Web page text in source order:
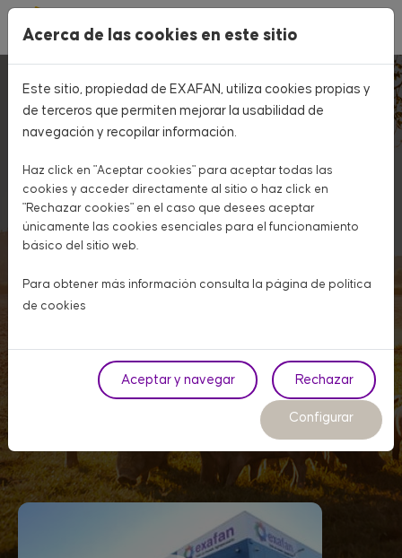
Pasar al contenido principal
Construcción y
equipamiento
para granjas
Diseñamos, construimos y
suministramos servicios de
equipamiento ganaderos para todo
tipo de granjas
Necesito equipamiento
Acerca de las cookies en este sitio
Este sitio, propiedad de EXAFAN, utiliza cookies propias y
de terceros que permiten mejorar la usabilidad de
navegación y recopilar información.
Haz click en "Aceptar cookies" para aceptar todas las
cookies y acceder directamente al sitio o haz click en
"Rechazar cookies" en el caso que desees aceptar
únicamente las cookies esenciales para el funcionamiento
básico del sitio web.
Para obtener más información consulta la página de política
de cookies
Aceptar y navegar Rechazar
Configurar